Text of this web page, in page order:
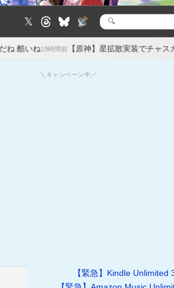
𝕏
検
神】星拡散実装でチャスカまた活躍するね た
＼キャンペーン中／
【緊急】Kindle Unlimited